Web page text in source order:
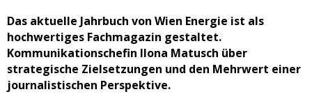
Das aktuelle Jahrbuch von Wien Energie ist als
hochwertiges Fachmagazin gestaltet.
Kommunikationschefin Ilona Matusch über
strategische Zielsetzungen und den Mehrwert einer
journalistischen Perspektive.